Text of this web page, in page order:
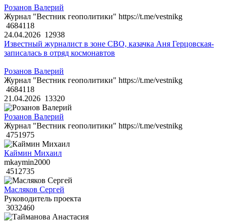
Розанов Валерий
Журнал "Вестник геополитики" https://t.me/vestnikg
4684118
24.04.2026 12938
Известный журналист в зоне СВО, казачка Аня Герцовская-
записалась в отряд космонавтов
Розанов Валерий
Журнал "Вестник геополитики" https://t.me/vestnikg
4684118
21.04.2026 13320
Розанов Валерий
Журнал "Вестник геополитики" https://t.me/vestnikg
4751975
Каймин Михаил
mkaymin2000
4512735
Масляков Сергей
Руководитель проекта
3032460